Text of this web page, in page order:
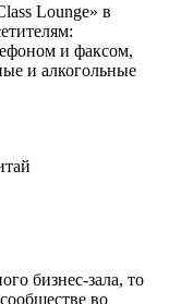
Lounge» в
и факсом,
и алкогольные
бизнес-зала, то
во